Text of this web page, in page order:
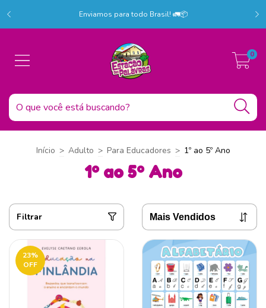
Enviamos para todo Brasil! 🚛📦
0
Início > Adulto > Para Educadores > 1º ao 5º Ano
1º ao 5º Ano
Filtrar
23%
OFF